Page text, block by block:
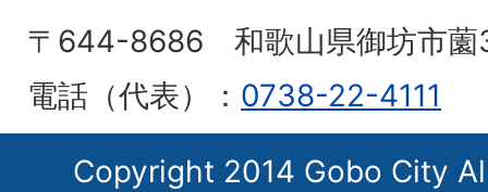
〒644-8686 和歌山県御坊市薗
電話（代表）： 0738-22-4111
Copyright 2014 Gobo City